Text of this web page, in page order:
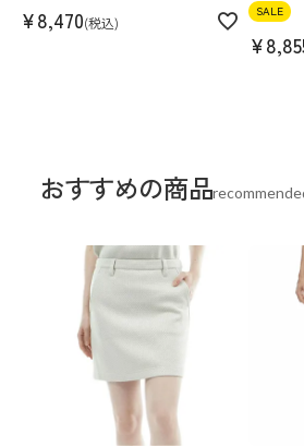
¥8,470 税込
SALE
¥
おすすめの商品